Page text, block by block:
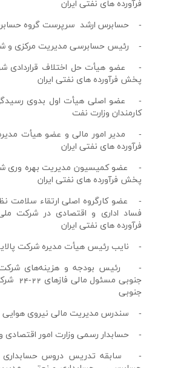
فرآورده هاي نفتي ايران
- حسابرس ارشد سرپرست گروه
- رئيس حسابرسي مديريت مركزي و
- عضو هيأت حل اختلاف قراردادي
پخش فرآورده هاي نفتي ايران
- عضو اصلي هيأت اول بدوي رسيدگي
كارمندان وزارت نفت
- مدير امور مالي و عضو هيأت
فرآورده هاي نفتي ايران
- عضو كميسيون مديريت بهره وري
پخش فرآورده هاي نفتي ايران
- عضو كارگروه اصلي ارتقاء سلامت
فساد اداري و اقتصادي در شركت
فرآورده هاي نفتي ايران
- نايب رئيس هيأت مديره شركت
- رئيس بودجه و هزينه‌هاي
جنوبي
جنوبي
- سندرس مديريت مالي نيروي هوايي
- حسابدار رسمي وزارت امور اقتصادي و
- سابقه تدريس دروس حسابداري